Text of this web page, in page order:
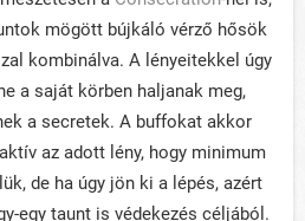
mögött bújkáló vérző hősök
kombinálva. A lényeitekkel úgy
a saját körben haljanak meg,
a secretek. A buffokat akkor
az adott lény, hogy minimum
de ha úgy jön ki a lépés, azért
egy taunt is védekezés céljából.